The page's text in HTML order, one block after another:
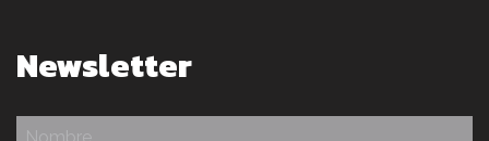
Newsletter